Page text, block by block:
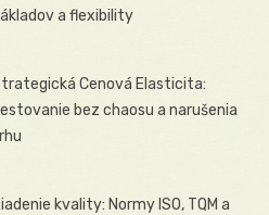
a flexibility
Cenová Elasticita:
bez chaosu a narušenia
kvality: Normy ISO, TQM a